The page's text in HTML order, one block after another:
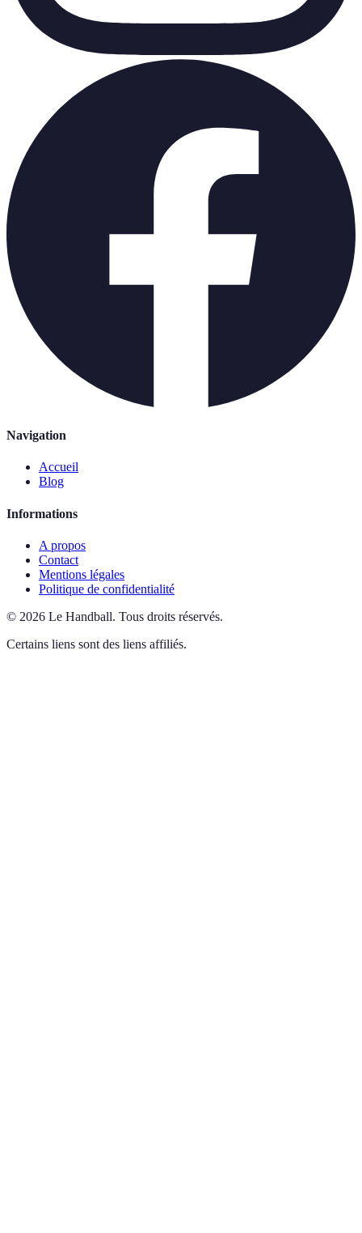
Navigation
Accueil
Blog
Informations
A propos
Contact
Mentions légales
Politique de confidentialité
© 2026 Le Handball. Tous droits réservés.
Certains liens sont des liens affiliés.